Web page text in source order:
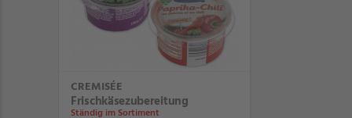
CREMISÉE
Frischkäsezubereitung
Ständig im Sortiment